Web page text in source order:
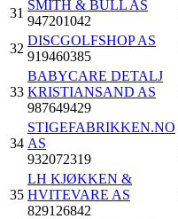
31
SMITH & BULL AS
947201042
32
DISCGOLFSHOP AS
919460385
33
BABYCARE DETALJ
KRISTIANSAND AS
987649429
34
STIGEFABRIKKEN.NO
AS
932072319
35
LH KJØKKEN &
HVITEVARE AS
829126842